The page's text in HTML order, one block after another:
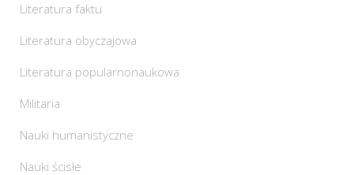
Literatura faktu
Literatura obyczajowa
Literatura popularnonaukowa
Militaria
Nauki humanistyczne
Nauki ścisłe